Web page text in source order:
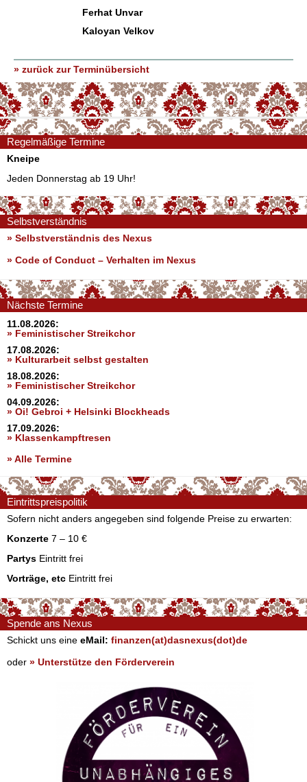
Ferhat Unvar
Kaloyan Velkov
» zurück zur Terminübersicht
Regelmäßige Termine
Kneipe
Jeden Donnerstag ab 19 Uhr!
Selbstverständnis
» Selbstverständnis des Nexus
» Code of Conduct – Verhalten im Nexus
Nächste Termine
11.08.2026:
» Feministischer Streikchor
17.08.2026:
» Kulturarbeit selbst gestalten
18.08.2026:
» Feministischer Streikchor
04.09.2026:
» Oi! Gebroi + Helsinki Blockheads
17.09.2026:
» Klassenkampftresen
» Alle Termine
Eintrittspreispolitik
Sofern nicht anders angegeben sind folgende Preise zu erwarten:
Konzerte 7 – 10 €
Partys Eintritt frei
Vorträge, etc Eintritt frei
Spende ans Nexus
Schickt uns eine eMail: finanzen(at)dasnexus(dot)de
oder » Unterstütze den Förderverein